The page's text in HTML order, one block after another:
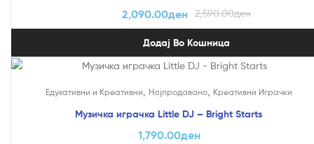
2,590.00ден
2,090.00ден
Додај Во Кошница
Едукативни и Креативни Најпродавано Креативни Играчки
Музичка играчка Little DJ – Bright Starts
1,790.00ден